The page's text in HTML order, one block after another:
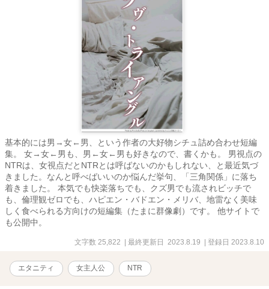
基本的には男→女←男、という作者の大好物シチュ詰め合わせ短編
集。 女→女←男も、男←女←男も好きなので、書くかも。 男視点の
NTRは、女視点だとNTRとは呼ばないのかもしれない、と最近気づ
きました。なんと呼べばいいのか悩んだ挙句、「三角関係」に落ち
着きました。 本気でも快楽落ちでも、クズ男でも流されビッチで
も、倫理観ゼロでも、ハピエン・バドエン・メリバ、地雷なく美味
しく食べられる方向けの短編集（たまに群像劇）です。 他サイトで
も公開中。
文字数 25,822 | 最終更新日 2023.8.19 | 登録日 2023.8.10
エタニティ 女主人公 NTR